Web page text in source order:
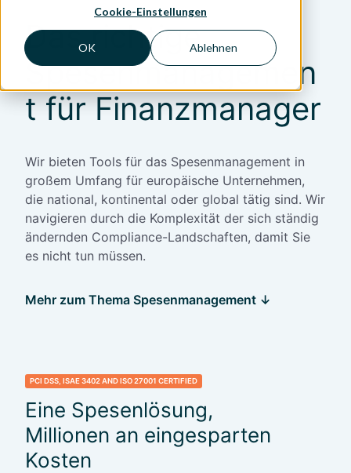
Cookie-Einstellungen
OK Ablehnen
Das richtige
Spesenmanagemen
t für Finanzmanager
Wir bieten Tools für das Spesenmanagement in
großem Umfang für europäische Unternehmen,
die national, kontinental oder global tätig sind. Wir
navigieren durch die Komplexität der sich ständig
ändernden Compliance-Landschaften, damit Sie
es nicht tun müssen.
Mehr zum Thema Spesenmanagement ↓
PCI DSS, ISAE 3402 AND ISO 27001 CERTIFIED
Eine Spesenlösung,
Millionen an eingesparten
Kosten